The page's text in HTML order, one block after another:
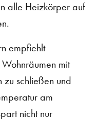
alle Heizkörper auf
empfiehlt
mit
zu schließen und
am
nicht nur